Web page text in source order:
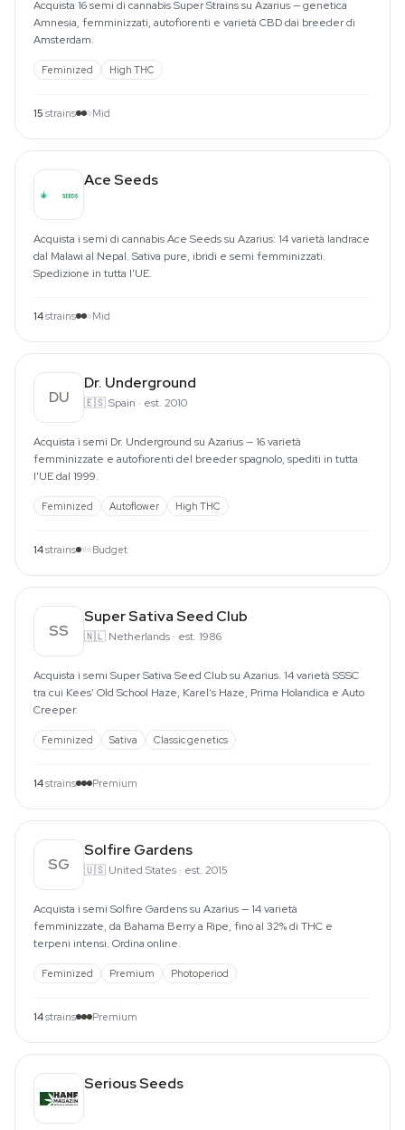
Acquista 16 semi di cannabis Super Strains su Azarius — genetica
Amnesia, femminizzati, autofiorenti e varietà CBD dai breeder di
Amsterdam.
Feminized High THC
15 strains Mid
Ace Seeds
Acquista i semi di cannabis Ace Seeds su Azarius: 14 varietà landrace
dal Malawi al Nepal. Sativa pure, ibridi e semi femminizzati.
Spedizione in tutta l'UE.
14strains Mid
DU
Dr. Underground
🇪🇸Spain · est. 2010
Acquista i semi Dr. Underground su Azarius — 16 varietà
femminizzate e autofiorenti del breeder spagnolo, spediti in tutta
l'UE dal 1999.
Feminized Autoflower High THC
14strains Budget
SS
Super Sativa Seed Club
🇳🇱 Netherlands · est. 1986
Acquista i semi Super Sativa Seed Club su Azarius. 14 varietà SSSC
tra cui Kees' Old School Haze, Karel's Haze, Prima Holandica e Auto
Creeper.
Feminized Sativa Classic genetics
14strains Premium
SG
Solfire Gardens
🇺🇸 United States · est. 2015
Acquista i semi Solfire Gardens su Azarius — 14 varietà
femminizzate, da Bahama Berry a Ripe, fino al 32% di THC e
terpeni intensi. Ordina online.
Feminized Premium Photoperiod
14strains Premium
Serious Seeds